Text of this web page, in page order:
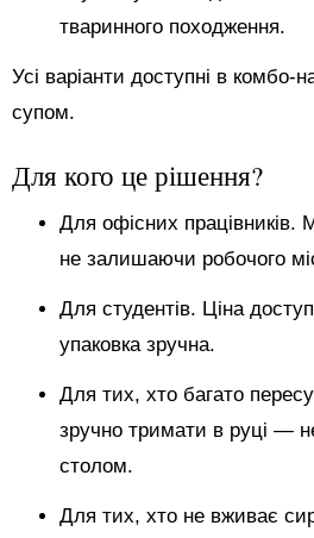
тваринного походження.
Усі варіанти доступні в комбо-
супом.
Для кого це рішення?
Для офісних працівників.
не залишаючи робочого
Для студентів. Ціна
упаковка зручна.
Для тих, хто багато
зручно тримати в руці —
столом.
Для тих, хто не вживає